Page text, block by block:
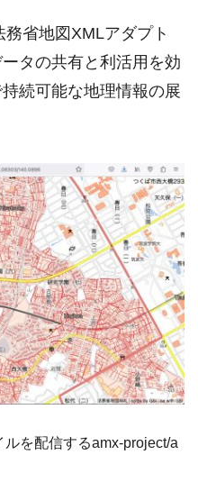
省地図XMLアダプト
タの共有と利活用を効
続可能な地理情報の展
ルを配信するamx-project/a